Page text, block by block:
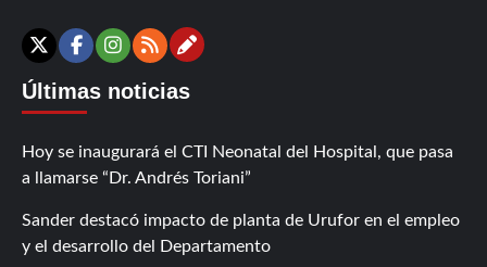
X Facebook
Instagram
RSSContáctanos
Últimas noticias
Hoy se inaugurará el CTI Neonatal del Hospital, que pasa
a llamarse “Dr. Andrés Toriani”
Sander destacó impacto de planta de Urufor en el empleo
y el desarrollo del Departamento